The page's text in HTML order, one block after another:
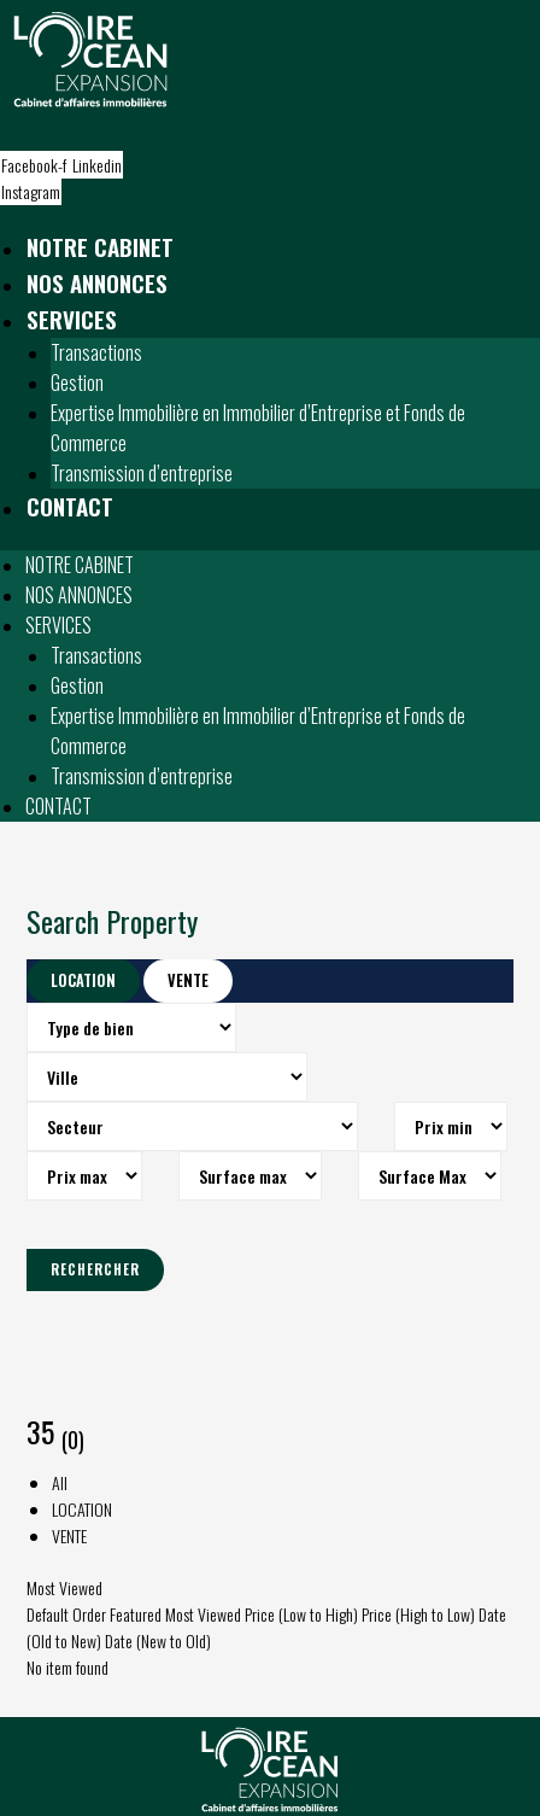
o
c
o
t
e
t
Facebook-f Linkedin
Instagram
NOTRE CABINET
NOS ANNONCES
SERVICES
Transactions
Gestion
Expertise Immobilière en Immobilier d’Entreprise et Fonds de
Commerce
Transmission d’entreprise
CONTACT
NOTRE CABINET
NOS ANNONCES
SERVICES
Transactions
Gestion
Expertise Immobilière en Immobilier d’Entreprise et Fonds de
Commerce
Transmission d’entreprise
CONTACT
Search Property
LOCATION VENTE
RECHERCHER
35 (0)
All
LOCATION
VENTE
Most Viewed
Default OrderFeatured Most Viewed Price (Low to High) Price (High to Low) Date
(Old to New) Date (New to Old)
No item found